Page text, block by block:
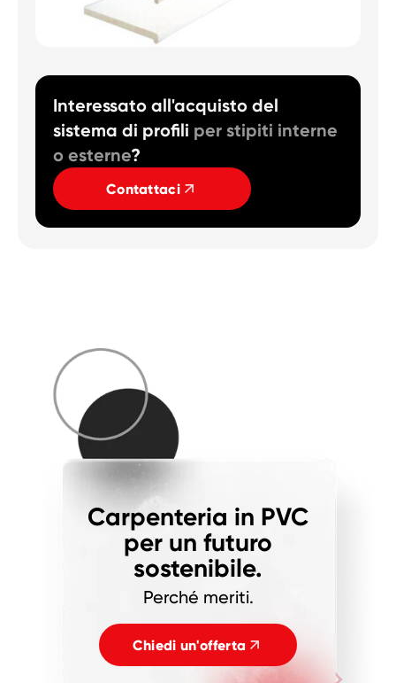
Interessato all'acquisto del
sistema di profili per stipiti interne
o esterne?
Contattaci
Carpenteria in PVC
per un futuro
sostenibile.
Perché meriti.
Chiedi un'offerta